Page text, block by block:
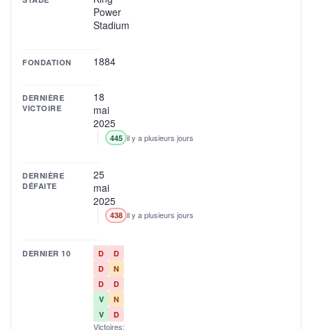
Power
Stadium
FONDATION 1884
DERNIÈRE
VICTOIRE
18
mai
2025
445 il y a plusieurs jours
DERNIÈRE
DÉFAITE
25
mai
2025
438 il y a plusieurs jours
DERNIER 10 D
D
D
N
D
D
V
N
V
D
Victoires: